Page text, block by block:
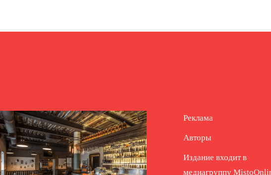
Реклама
Авторы
Издание входит в
медиагруппу